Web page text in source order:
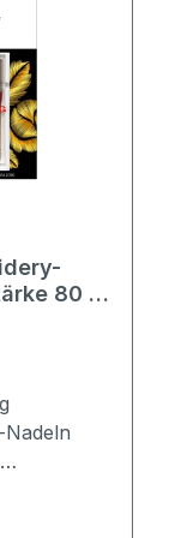
mit
sich auch
ist für
80 -
Nadeln